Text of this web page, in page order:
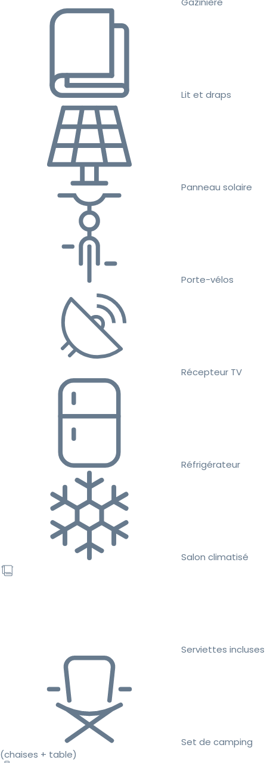
Lit et draps
Panneau solaire
Porte-vélos
Récepteur TV
Réfrigérateur
Salon climatisé
Serviettes incluses
Set de camping
(chaises + table)